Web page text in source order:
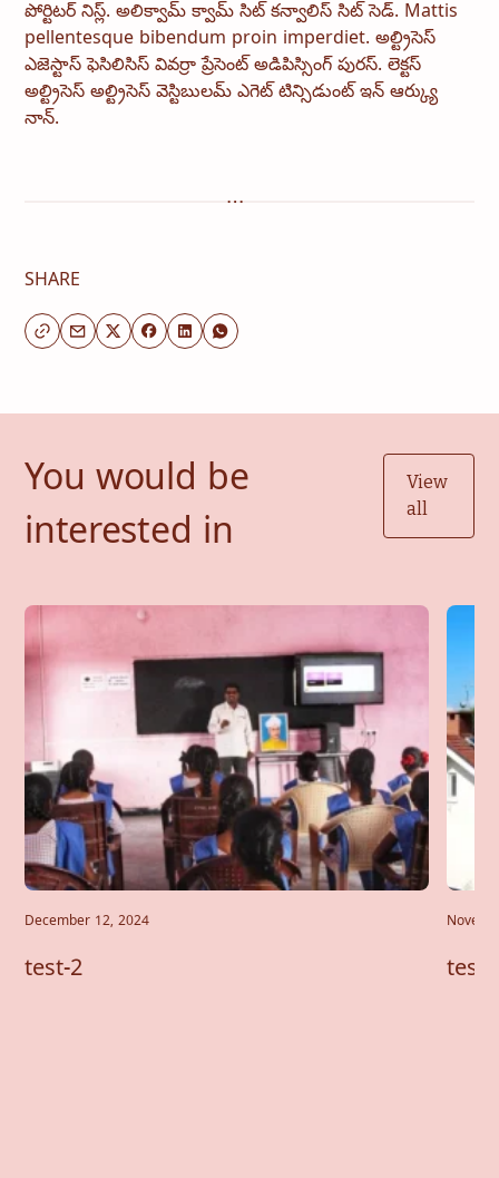
పోర్టిటర్ నిస్ల్. అలిక్వామ్ క్వామ్ సిట్ కన్వాలిస్ సిట్ సెడ్. Mattis
pellentesque bibendum proin imperdiet. అల్ట్రిసెస్
ఎజెస్టాస్ ఫెసిలిసిస్ వివర్రా ప్రేసెంట్ అడిపిస్సింగ్ పురస్. లెక్టస్
అల్ట్రిసెస్ అల్ట్రిసెస్ వెస్టిబులమ్ ఎగెట్ టిన్సిడుంట్ ఇన్ ఆర్క్యు
నాన్.
SHARE
You would be
interested in
View
all
December 12, 2024
test-2 test-